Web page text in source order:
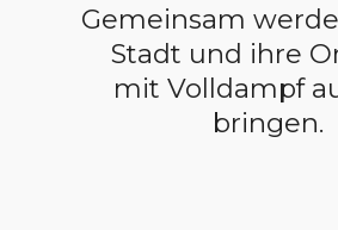
Gemeinsam
Stadt und ihre
mit Volldampf
bringen.